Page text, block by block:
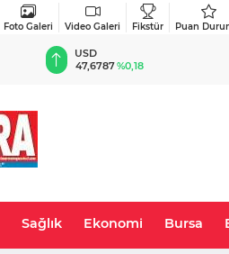
Foto Galeri Video Galeri Fikstür Puan
USD
47,6787%0,18
Sağlık Ekonomi Bursa